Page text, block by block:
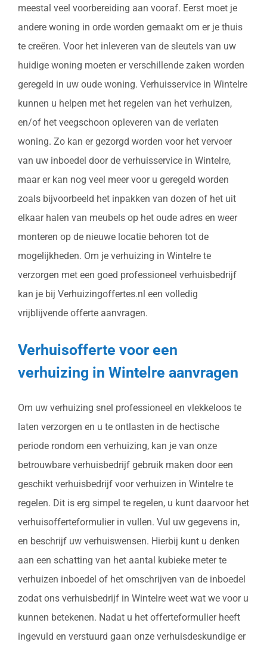
meestal veel voorbereiding aan vooraf. Eerst moet je
andere woning in orde worden gemaakt om er je thuis
te creëren. Voor het inleveren van de sleutels van uw
huidige woning moeten er verschillende zaken worden
geregeld in uw oude woning. Verhuisservice in Wintelre
kunnen u helpen met het regelen van het verhuizen,
en/of het veegschoon opleveren van de verlaten
woning. Zo kan er gezorgd worden voor het vervoer
van uw inboedel door de verhuisservice in Wintelre,
maar er kan nog veel meer voor u geregeld worden
zoals bijvoorbeeld het inpakken van dozen of het uit
elkaar halen van meubels op het oude adres en weer
monteren op de nieuwe locatie behoren tot de
mogelijkheden. Om je verhuizing in Wintelre te
verzorgen met een goed professioneel verhuisbedrijf
kan je bij Verhuizingoffertes.nl een volledig
vrijblijvende offerte aanvragen.
Verhuisofferte voor een
verhuizing in Wintelre aanvragen
Om uw verhuizing snel professioneel en vlekkeloos te
laten verzorgen en u te ontlasten in de hectische
periode rondom een verhuizing, kan je van onze
betrouwbare verhuisbedrijf gebruik maken door een
geschikt verhuisbedrijf voor verhuizen in Wintelre te
regelen. Dit is erg simpel te regelen, u kunt daarvoor het
verhuisofferteformulier in vullen. Vul uw gegevens in,
en beschrijf uw verhuiswensen. Hierbij kunt u denken
aan een schatting van het aantal kubieke meter te
verhuizen inboedel of het omschrijven van de inboedel
zodat ons verhuisbedrijf in Wintelre weet wat we voor u
kunnen betekenen. Nadat u het offerteformulier heeft
ingevuld en verstuurd gaan onze verhuisdeskundige er